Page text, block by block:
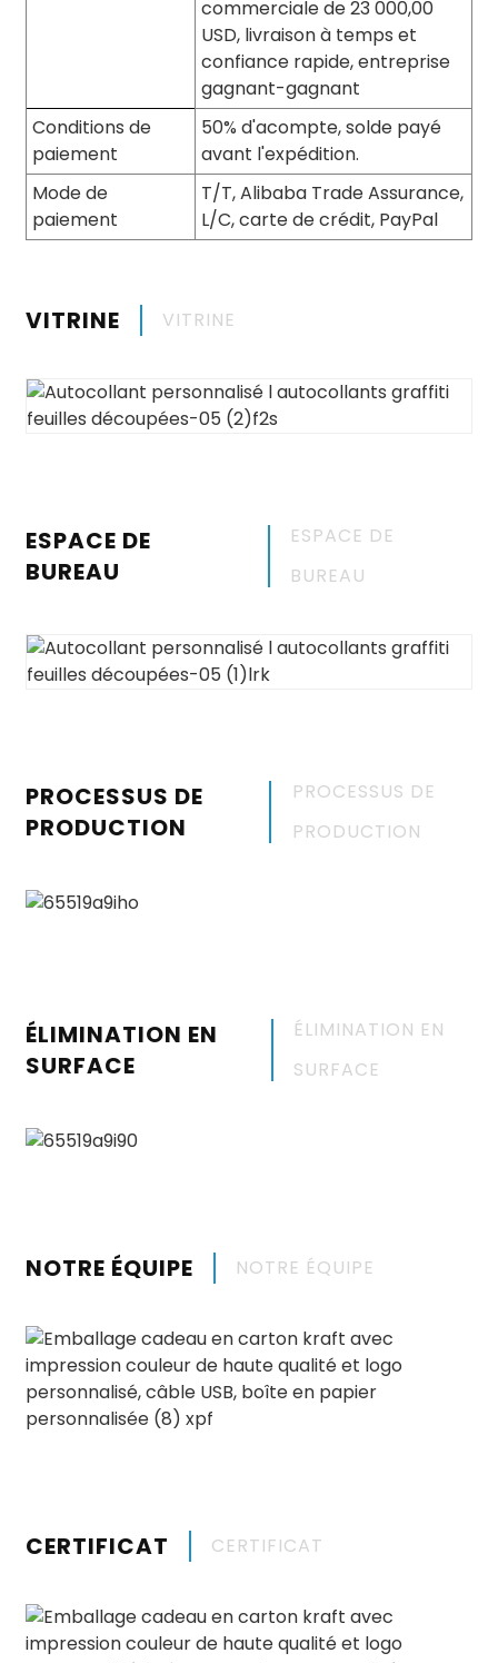
commerciale de 23 000,00
USD, livraison à temps et
confiance rapide, entreprise
gagnant-gagnant
Conditions de
paiement
50% d'acompte, solde payé
avant l'expédition.
Mode de
paiement
T/T, Alibaba Trade Assurance,
L/C, carte de crédit, PayPal
VITRINE VITRINE
ESPACE DE
BUREAU
ESPACE DE
BUREAU
PROCESSUS DE
PRODUCTION
PROCESSUS DE
PRODUCTION
ÉLIMINATION EN
SURFACE
ÉLIMINATION EN
SURFACE
NOTRE ÉQUIPE NOTRE ÉQUIPE
CERTIFICAT CERTIFICAT